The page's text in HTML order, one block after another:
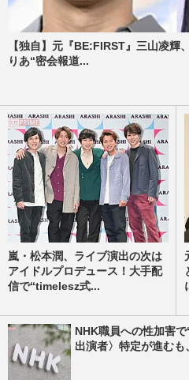
【独自】元『BE:FIRST』三山凌輝
りあ“密会報道...
嵐・松本潤、ライブ演出の次は
アイドルプロデュース！大手配
信で“timelesz式...
NHK職員への性加害
出演者〉特定が進むも